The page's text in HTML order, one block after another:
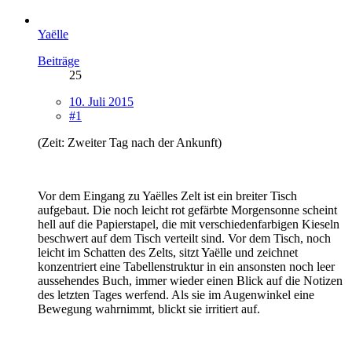
Yaëlle
Beiträge
25
10. Juli 2015
#1
(Zeit: Zweiter Tag nach der Ankunft)
Vor dem Eingang zu Yaëlles Zelt ist ein breiter Tisch
aufgebaut. Die noch leicht rot gefärbte Morgensonne scheint
hell auf die Papierstapel, die mit verschiedenfarbigen Kieseln
beschwert auf dem Tisch verteilt sind. Vor dem Tisch, noch
leicht im Schatten des Zelts, sitzt Yaëlle und zeichnet
konzentriert eine Tabellenstruktur in ein ansonsten noch leer
aussehendes Buch, immer wieder einen Blick auf die Notizen
des letzten Tages werfend. Als sie im Augenwinkel eine
Bewegung wahrnimmt, blickt sie irritiert auf.